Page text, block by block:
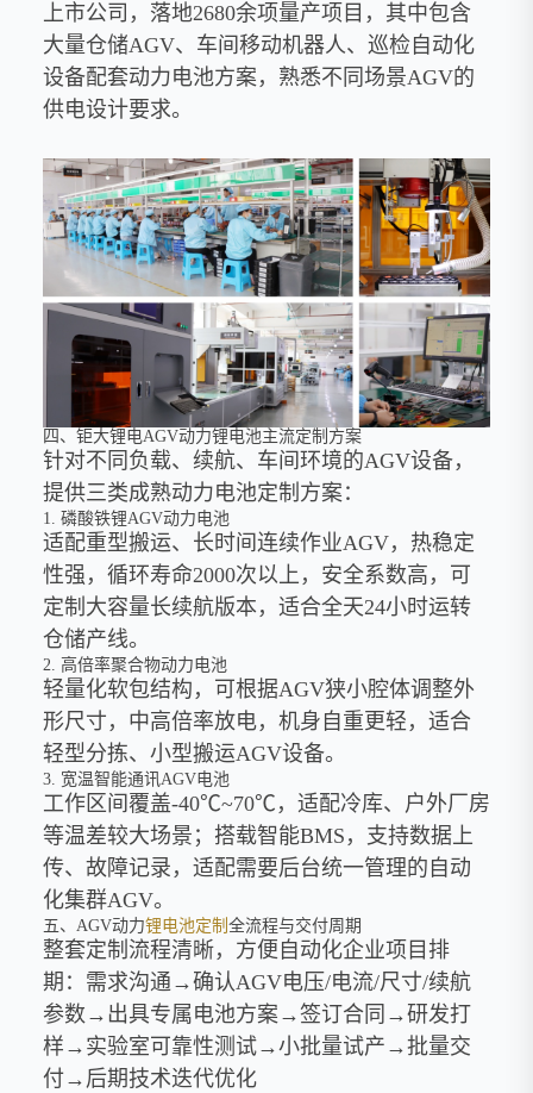
上市公司，落地2680余项量产项目，其中包含
大量仓储AGV、车间移动机器人、巡检自动化
设备配套动力电池方案，熟悉不同场景AGV的
供电设计要求。
四、钜大锂电AGV动力锂电池主流定制方案
针对不同负载、续航、车间环境的AGV设备，
提供三类成熟动力电池定制方案：
1. 磷酸铁锂AGV动力电池
适配重型搬运、长时间连续作业AGV，热稳定
性强，循环寿命2000次以上，安全系数高，可
定制大容量长续航版本，适合全天24小时运转
仓储产线。
2. 高倍率聚合物动力电池
轻量化软包结构，可根据AGV狭小腔体调整外
形尺寸，中高倍率放电，机身自重更轻，适合
轻型分拣、小型搬运AGV设备。
3. 宽温智能通讯AGV电池
工作区间覆盖-40℃~70℃，适配冷库、户外厂房
等温差较大场景；搭载智能BMS，支持数据上
传、故障记录，适配需要后台统一管理的自动
化集群AGV。
五、AGV动力锂电池定制 全流程与交付周期
整套定制流程清晰，方便自动化企业项目排
期：需求沟通→确认AGV电压/电流/尺寸/续航
参数→出具专属电池方案→签订合同→研发打
样→实验室可靠性测试→小批量试产→批量交
付→后期技术迭代优化